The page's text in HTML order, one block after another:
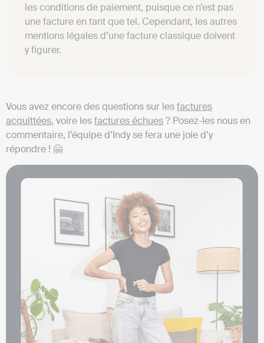
les conditions de paiement, puisque ce n’est pas
une facture en tant que tel. Cependant, les autres
mentions légales d’une facture classique doivent
y figurer.
Vous avez encore des questions sur lesfactures
acquittées, voire lesfactures échues? Posez-les nous en
commentaire, l’équipe d’Indy se fera une joie d’y
répondre ! 🤗